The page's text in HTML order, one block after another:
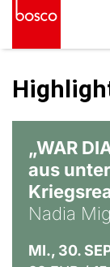
„WAR
aus
Nadia
MI., 30.